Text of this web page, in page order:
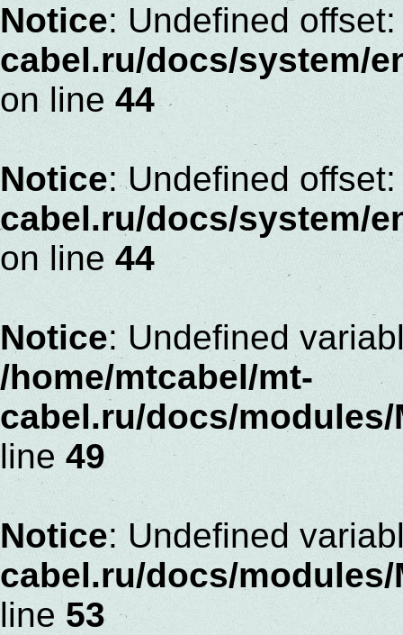
Notice: Undefined
cabel.ru/docs/system/
on line 44
Notice: Undefined
cabel.ru/docs/system/
on line 44
Notice: Undefined
/home/mtcabel/mt-
cabel.ru/docs/
line 49
Notice: Undefined
cabel.ru/docs/
line53